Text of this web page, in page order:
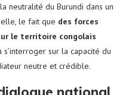
neutralité du Burundi dans un
le fait que des forces
le territoire congolais
sur la capacité du
neutre et crédible.